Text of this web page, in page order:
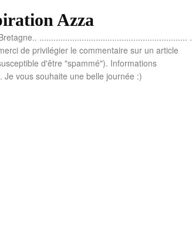
Azza
............................................................... .
de privilégier le commentaire sur un article
d'être "spammé"). Informations
vous souhaite une belle journée :)